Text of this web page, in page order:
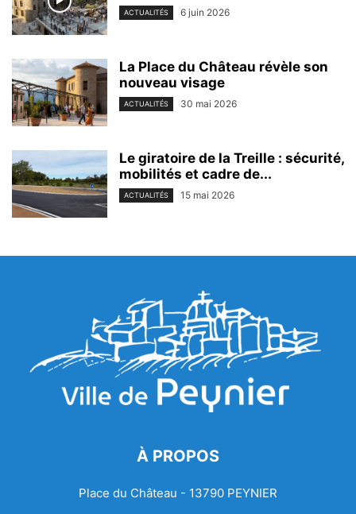
ACTUALITÉS 6 juin 2026
La Place du Château révèle son
nouveau visage
ACTUALITÉS 30 mai 2026
Le giratoire de la Treille : sécurité,
mobilités et cadre de...
ACTUALITÉS 15 mai 2026
À PROPOS
Place du Château - 13790 PEYNIER